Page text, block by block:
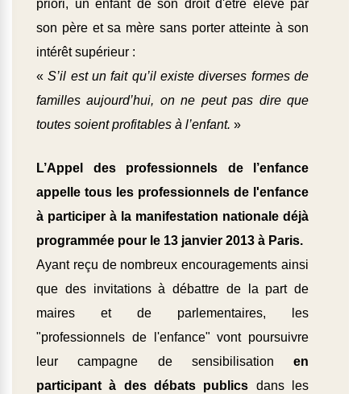
priori, un enfant de son droit d'être élevé par
son père et sa mère sans porter atteinte à son
intérêt supérieur :
«S’il est un fait qu’il existe diverses formes de
familles aujourd’hui, on ne peut pas dire que
toutes soient profitables à l’enfant. »
L’Appel des professionnels de l’enfance
appelle tous les professionnels de l'enfance
à participer à la manifestation nationale déjà
programmée pour le 13 janvier 2013 à Paris.
Ayant reçu de nombreux encouragements ainsi
que des invitations à débattre de la part de
maires et de parlementaires, les
"professionnels de l'enfance" vont poursuivre
leur campagne de sensibilisation en
participant à des débats publics dans les